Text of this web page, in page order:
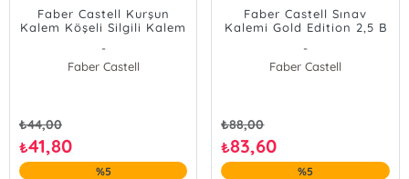
Faber Castell Kurşun
Kalem Köşeli Silgili Kalem
-
Faber Castell
₺44,00
₺41,80
%5
Faber Castell Sınav
Kalemi Gold Edition 2,5 B
-
Faber Castell
₺88,00
₺83,60
%5